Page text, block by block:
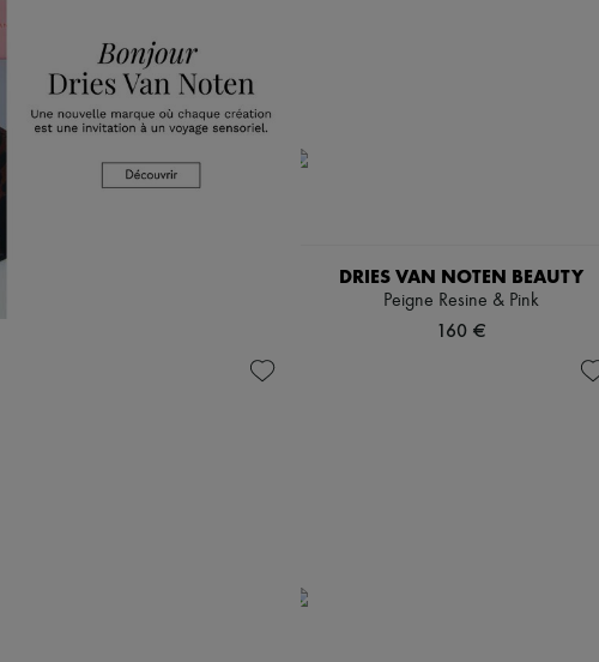
DRIES VAN NOTEN BEAUTY
Peigne Resine & Pink
160 €